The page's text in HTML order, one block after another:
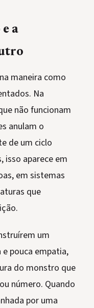
a
maneira como
Na
não funcionam
anulam o
de um ciclo
isso aparece em
em sistemas
que
um
pouca empatia,
do monstro que
número. Quando
por uma